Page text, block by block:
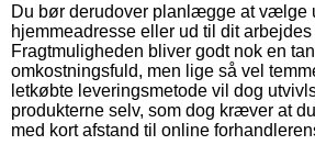
Du bør derudover planlægge at vælge
hjemmeadresse eller ud til dit arbejdes
Fragtmuligheden bliver godt nok en
omkostningsfuld, men lige så vel
letkøbte leveringsmetode vil dog
produkterne selv, som dog kræver at
med kort afstand til online